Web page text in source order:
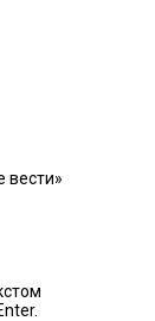
вести»